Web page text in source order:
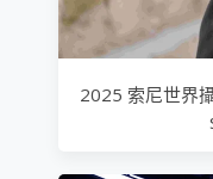
2025 索尼世界